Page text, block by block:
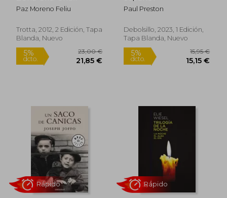
dcto. 22,23 €
Lectura Etnográfica
de los Campos de
Paz Moreno Feliu
Trotta, 2012, 2 Edición, Tapa
Blanda, Nuevo
Paul Preston
Debolsillo, 2023, 1 Edición,
Tapa Blanda, Nuevo